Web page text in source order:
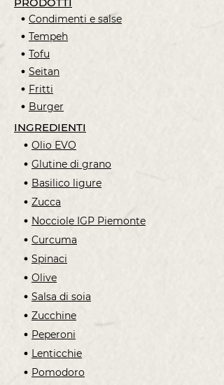
Condimenti e salse
Tempeh
Tofu
Seitan
Fritti
Burger
INGREDIENTI
Olio EVO
Glutine di grano
Basilico ligure
Zucca
Nocciole IGP Piemonte
Curcuma
Spinaci
Olive
Salsa di soia
Zucchine
Peperoni
Lenticchie
Pomodoro